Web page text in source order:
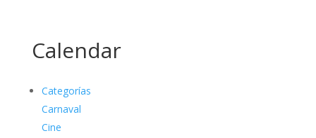
Calendar
Categorías
Carnaval
Cine